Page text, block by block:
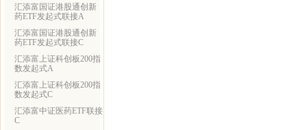
汇添富国证港股通创新
药ETF发起式联接A
汇添富国证港股通创新
药ETF发起式联接C
汇添富上证科创板200指
数发起式A
汇添富上证科创板200指
数发起式C
汇添富中证医药ETF联接
C